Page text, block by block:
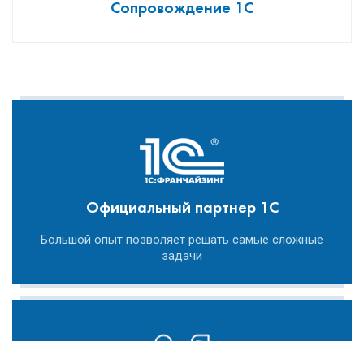
Сопровождение 1С
Официальный партнер 1С
Большой опыт позволяет решать самые сложные
задачи